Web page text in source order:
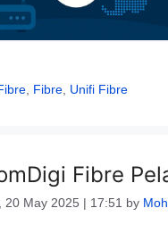
Fibre Unifi Fibre
Fibre
20 May 2025 | 17:51 by